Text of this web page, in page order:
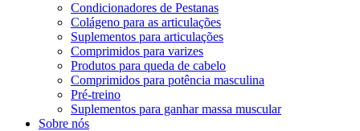
Condicionadores de Pestanas
Colágeno para as articulações
Suplementos para articulações
Comprimidos para varizes
Produtos para queda de cabelo
Comprimidos para potência masculina
Pré-treino
Suplementos para ganhar massa muscular
Sobre nós